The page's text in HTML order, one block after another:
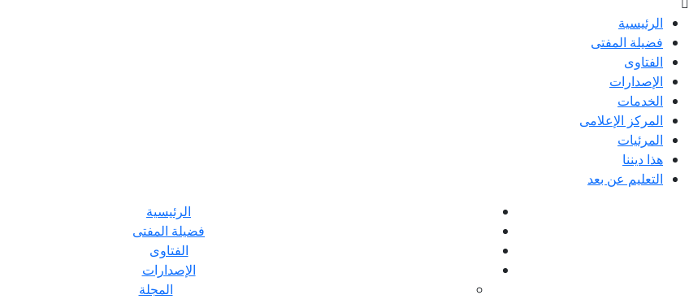
الرئيسية
فضيلة المفتى
الفتاوى
الإصدارات
الخدمات
المركز الإعلامى
المرئيات
هذا ديننا
التعليم عن بعد
الرئيسية
فضيلة المفتى
الفتاوى
الإصدارات
المجلة